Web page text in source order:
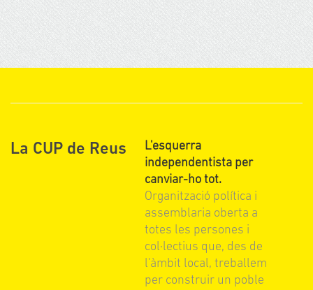
La CUP de Reus
L'esquerra
independentista per
canviar-ho tot.
Organització política i
assemblaria oberta a
totes les persones i
col·lectius que, des de
l'àmbit local, treballem
per construir un poble